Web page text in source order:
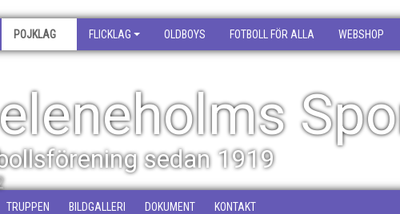
POJKLAG FLICKLAG OLDBOYS FOTBOLL FÖR ALLA WEBSHOP
sedan 1919
TRUPPEN BILDGALLERI DOKUMENT KONTAKT